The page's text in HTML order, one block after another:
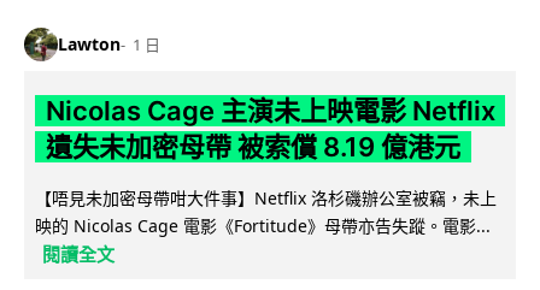
Lawton 1 日
Nicolas Cage 主演未上映電影 Netflix
遺失未加密母帶 被索償 8.19 億港元
【唔見未加密母帶咁大件事】Netflix 洛杉磯辦公室被竊，未上
映的 Nicolas Cage 電影《Fortitude》母帶亦告失蹤。電影...
閱讀全文